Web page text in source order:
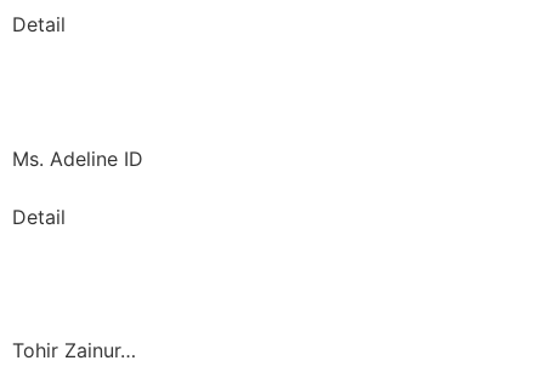
Detail
Ms. Adeline ID
Detail
Tohir Zainur…